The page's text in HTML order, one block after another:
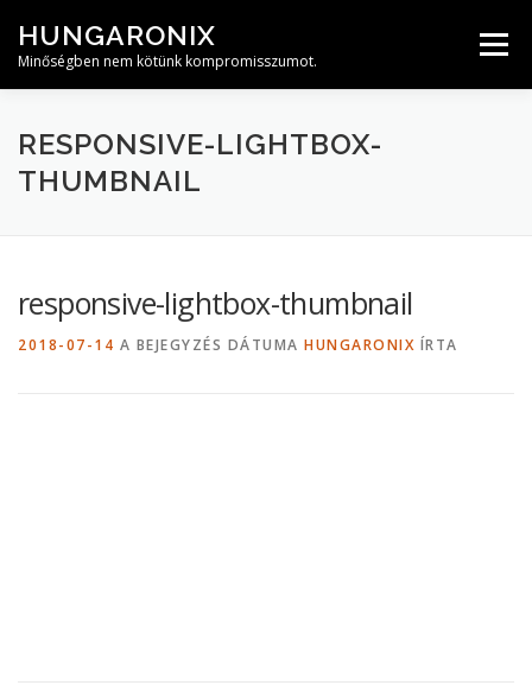
tartalomhoz
HUNGARONIX
Minőségben nem kötünk kompromisszumot.
Menü
RESPONSIVE-LIGHTBOX-
THUMBNAIL
responsive-lightbox-thumbnail
2018-07-14 A BEJEGYZÉS DÁTUMA HUNGARONIX ÍRTA